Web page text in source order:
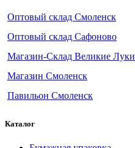
Оптовый склад Смоленск
Оптовый склад Сафоново
Магазин-Склад Великие Луки
Магазин Смоленск
Павильон Смоленск
Каталог